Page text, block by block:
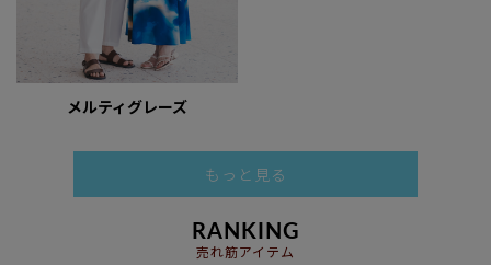
メルティグレーズ
もっと見る
RANKING
売れ筋アイテム